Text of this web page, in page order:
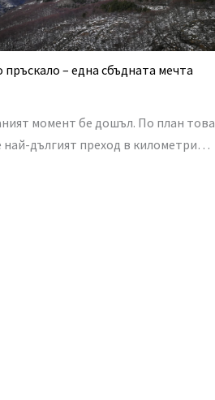
– една сбъдната мечта
момент бе дошъл. По план това
най-дългият преход в километри…